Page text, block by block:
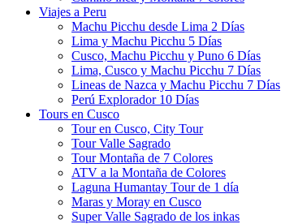
Viajes a Peru
Machu Picchu desde Lima 2 Días
Lima y Machu Picchu 5 Días
Cusco, Machu Picchu y Puno 6 Días
Lima, Cusco y Machu Picchu 7 Días
Lineas de Nazca y Machu Picchu 7 Días
Perú Explorador 10 Días
Tours en Cusco
Tour en Cusco, City Tour
Tour Valle Sagrado
Tour Montaña de 7 Colores
ATV a la Montaña de Colores
Laguna Humantay Tour de 1 día
Maras y Moray en Cusco
Super Valle Sagrado de los inkas